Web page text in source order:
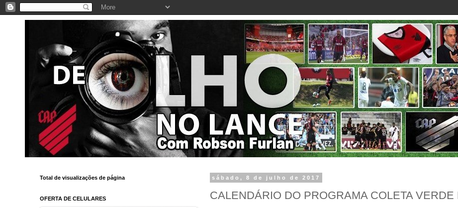
sábado, 8 de julho de 2017
CALENDÁRIO DO PROGRAMA COLETA VERDE
Total de visualizações de página
OFERTA DE CELULARES